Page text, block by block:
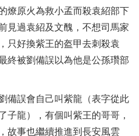
燎原火為救小孟而殺袁紹部下
見過袁紹及文醜，不想司馬家
只好換紫王的盔甲去刺殺袁
終被劉備誤以為他是公孫瓚部
備誤會自己叫紫龍（表字從此
子龍），有個叫紫王的哥哥，
故事也繼續推進到長安風雲